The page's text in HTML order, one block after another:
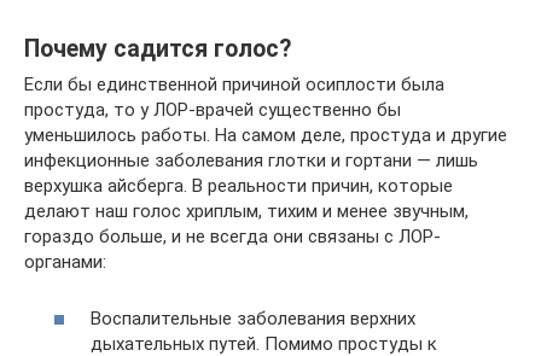
Почему садится голос?
Если бы единственной причиной осиплости была
простуда, то у ЛОР-врачей существенно бы
уменьшилось работы. На самом деле, простуда и другие
инфекционные заболевания глотки и гортани — лишь
верхушка айсберга. В реальности причин, которые
делают наш голос хриплым, тихим и менее звучным,
гораздо больше, и не всегда они связаны с ЛОР-
органами:
Воспалительные заболевания верхних
дыхательных путей. Помимо простуды к